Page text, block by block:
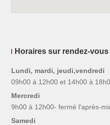
Horaires sur rendez-vous
Lundi, mardi, jeudi,vendredi
09h00 à 12h00 et 14h00 à
Mercredi
9h00 à 12h00- fermé l'après-
Samedi